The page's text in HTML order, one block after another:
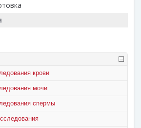
крови
мочи
спермы